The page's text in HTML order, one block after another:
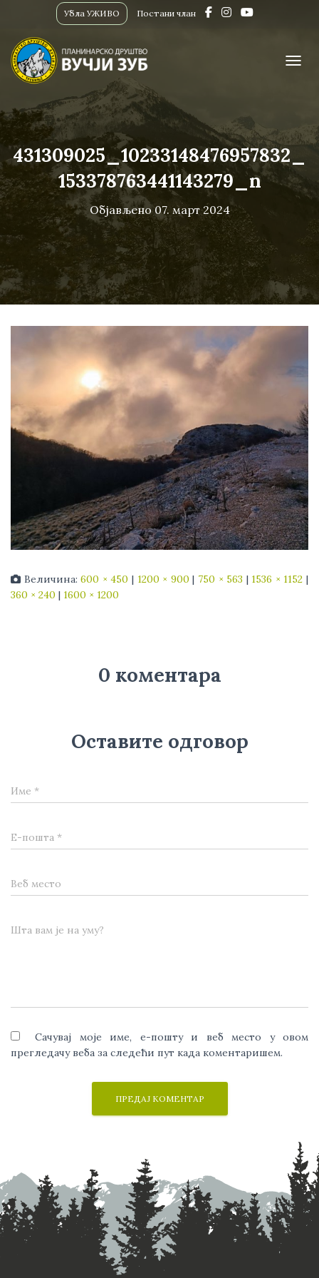
Убла УЖИВО Постани члан
431309025_10233148476957832_
153378763441143279_n
Објављено07. март 2024
Величина:600 × 450 | 1200 × 900 | 750 × 563 | 1536 × 1152 |
360 × 240 | 1600 × 1200
0 коментара
Оставите одговор
Име *
Е-пошта *
Веб место
Шта вам је на уму?
Сачувај моје име, е-пошту и веб место у овом
прегледачу веба за следећи пут када коментаришем.